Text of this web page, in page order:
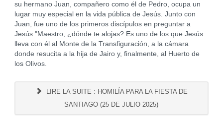
su hermano Juan, compañero como él de Pedro, ocupa un
lugar muy especial en la vida pública de Jesús. Junto con
Juan, fue uno de los primeros discípulos en preguntar a
Jesús "Maestro, ¿dónde te alojas? Es uno de los que Jesús
lleva con él al Monte de la Transfiguración, a la cámara
donde resucita a la hija de Jairo y, finalmente, al Huerto de
los Olivos.
LIRE LA SUITE : HOMILÍA PARA LA FIESTA DE
SANTIAGO (25 DE JULIO 2025)